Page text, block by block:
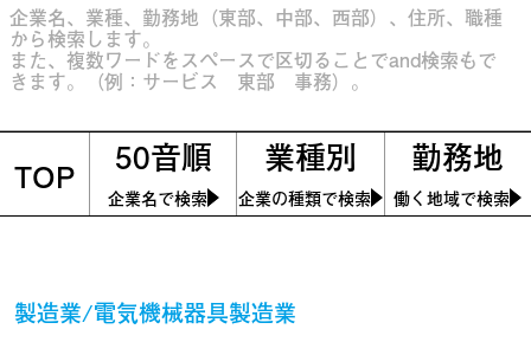
企業名、業種、勤務地（東部、中部、西部）、住所、職種
から検索します。
また、複数ワードをスペースで区切ることでand検索もで
きます。（例：サービス 東部 事務）。
TOP 50音順
企業名で検索
業種別
企業の種類で検索
勤務地
働く地域で検索
製造業/電気機械器具製造業